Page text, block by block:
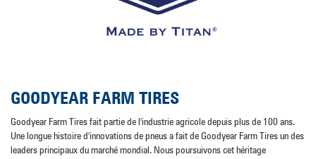
GOODYEAR FARM TIRES
Goodyear Farm Tires fait partie de l'industrie agricole depuis plus de 100 ans.
Une longue histoire d'innovations de pneus a fait de Goodyear Farm Tires un des
leaders principaux du marché mondial. Nous poursuivons cet héritage